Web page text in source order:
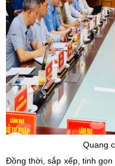
Quang
Đồng thời, sắp xếp, tinh